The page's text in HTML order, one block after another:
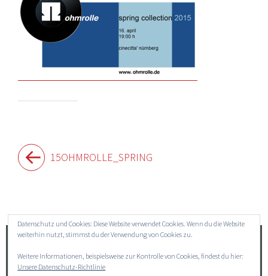
Beitragsnavigation
15OHMROLLE_SPRING
Suchen
nach:
Datenschutz und Cookies: Diese Website verwendet Cookies. Wenn du die Website
weiterhin nutzt, stimmst du der Verwendung von Cookies zu.
Weitere Informationen, beispielsweise zur Kontrolle von Cookies, findest du hier:
Unsere Datenschutz-Richtlinie